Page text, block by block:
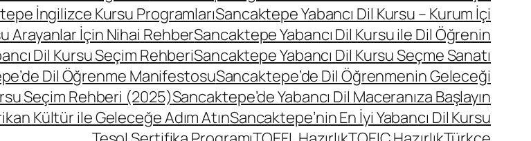
İngilizce Kursu ProgramlarıSancaktepe Yabancı Dil Kursu – Kurum İçi
Arayanlar İçin Nihai RehberSancaktepe Yabancı Dil Kursu ile Dil Öğrenin
Dil Kursu Seçim RehberiSancaktepe Yabancı Dil Kursu Seçme Sanatı
Dil Öğrenme ManifestosuSancaktepe’de Dil Öğrenmenin Geleceği
Seçim Rehberi (2025)Sancaktepe’de Yabancı Dil Maceranıza Başlayın
Kültür ile Geleceğe Adım AtınSancaktepe’nin En İyi Yabancı Dil Kursu